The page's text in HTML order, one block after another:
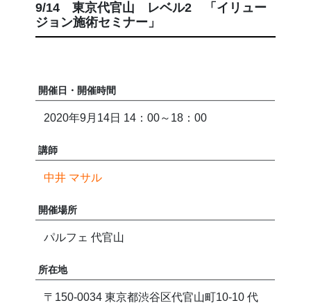
9/14 東京代官山 レベル2 「イリュー
ジョン施術セミナー」
開催日・開催時間
2020年9月14日 14：00～18：00
講師
中井 マサル
開催場所
パルフェ 代官山
所在地
〒150-0034 東京都渋谷区代官山町10-10 代